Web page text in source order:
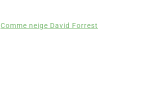
Comme neige David Forrest